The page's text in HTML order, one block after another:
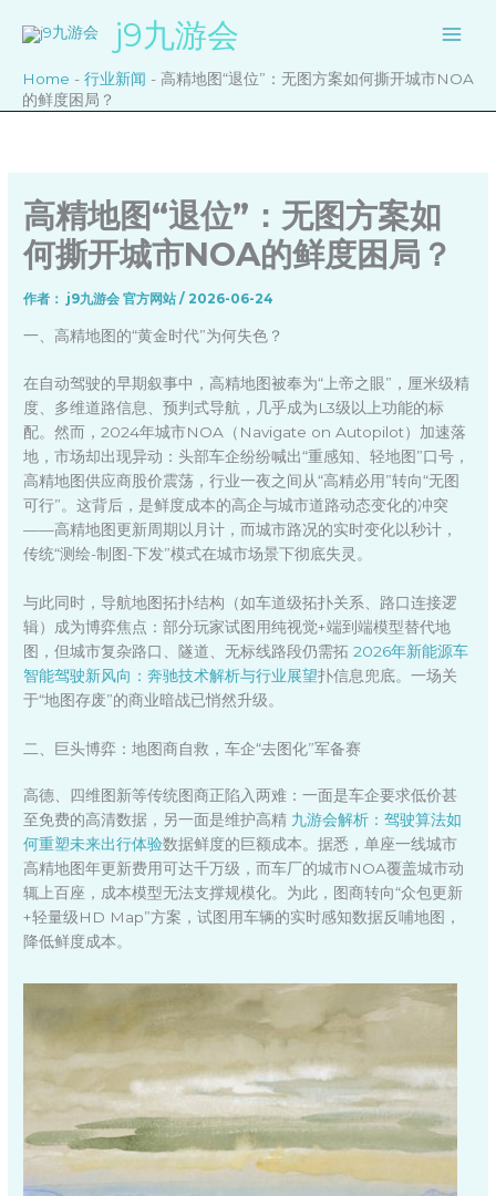
j9九游会
Home - 行业新闻 - 高精地图“退位”：无图方案如何撕开城市NOA
的鲜度困局？
高精地图“退位”：无图方案如
何撕开城市NOA的鲜度困局？
作者： j9九游会 官方网站/2026-06-24
一、高精地图的“黄金时代”为何失色？
在自动驾驶的早期叙事中，高精地图被奉为“上帝之眼”，厘米级精
度、多维道路信息、预判式导航，几乎成为L3级以上功能的标
配。然而，2024年城市NOA（Navigate on Autopilot）加速落
地，市场却出现异动：头部车企纷纷喊出“重感知、轻地图”口号，
高精地图供应商股价震荡，行业一夜之间从“高精必用”转向“无图
可行”。这背后，是鲜度成本的高企与城市道路动态变化的冲突
——高精地图更新周期以月计，而城市路况的实时变化以秒计，
传统“测绘-制图-下发”模式在城市场景下彻底失灵。
与此同时，导航地图拓扑结构（如车道级拓扑关系、路口连接逻
辑）成为博弈焦点：部分玩家试图用纯视觉+端到端模型替代地
图，但城市复杂路口、隧道、无标线路段仍需拓2026年新能源车
智能驾驶新风向：奔驰技术解析与行业展望扑信息兜底。一场关
于“地图存废”的商业暗战已悄然升级。
二、巨头博弈：地图商自救，车企“去图化”军备赛
高德、四维图新等传统图商正陷入两难：一面是车企要求低价甚
至免费的高清数据，另一面是维护高精 九游会解析：驾驶算法如
何重塑未来出行体验数据鲜度的巨额成本。据悉，单座一线城市
高精地图年更新费用可达千万级，而车厂的城市NOA覆盖城市动
辄上百座，成本模型无法支撑规模化。为此，图商转向“众包更新
+轻量级HD Map”方案，试图用车辆的实时感知数据反哺地图，
降低鲜度成本。